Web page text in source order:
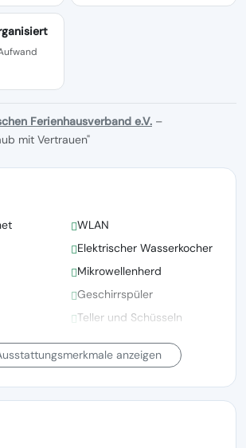
Ferienhausverband e.V. –
mit Vertrauen"
WLAN
Elektrischer Wasserkocher
Mikrowellenherd
Geschirrspüler
Teller und Schüsseln
Bettwäsche vorhanden
anzeigen